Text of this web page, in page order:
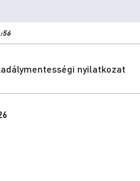
nyilatkozat